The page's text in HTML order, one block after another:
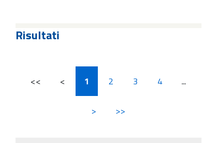
Risultati
<< < 1 2 3 4 ...
> >>